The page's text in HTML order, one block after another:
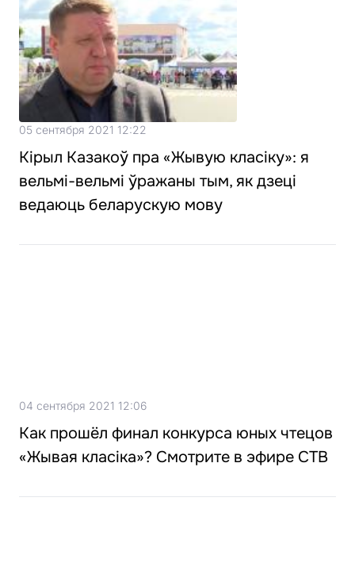
05 сентября 2021 12:22
Кірыл Казакоў пра «Жывую класіку»: я
вельмі-вельмі ўражаны тым, як дзеці
ведаюць беларускую мову
04 сентября 2021 12:06
Как прошёл финал конкурса юных чтецов
«Жывая класіка»? Смотрите в эфире СТВ